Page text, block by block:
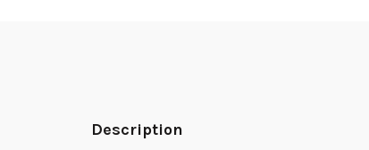
Description